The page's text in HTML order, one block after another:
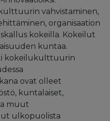
vahvistaminen,
organisaation
kokeilla. Kokeilut
kuntaa.
kokeilukulttuurin
ovat olleet
kuntalaiset,
muut
ulkopuolista